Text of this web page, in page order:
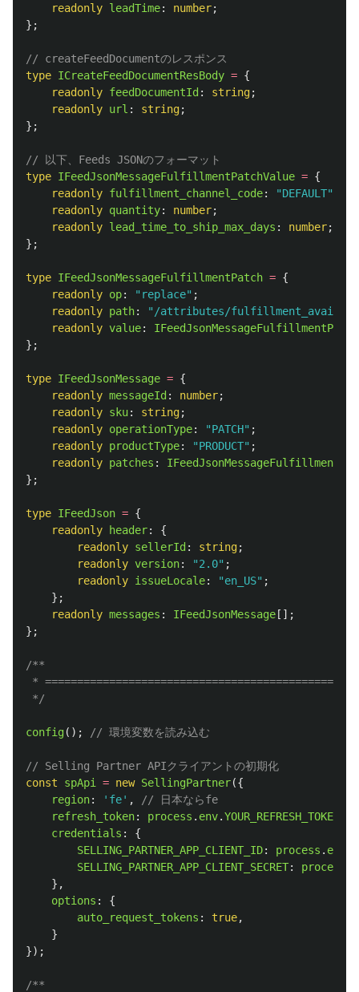
readonly leadTime: number;
};
// createFeedDocumentのレスポンス
type ICreateFeedDocumentResBody = {
readonly feedDocumentId : string;
readonly url : string;
};
// 以下、Feeds JSONのフォーマット
type IFeedJsonMessageFulfillmentPatchValue = {
readonly fulfillment_channel_code: "DEFAULT"
readonly quantity: number;
readonly lead_time_to_ship_max_days : number;
};
type IFeedJsonMessageFulfillmentPatch = {
readonly op: " replace" ;
readonly path: " /attributes/
readonly value:
};
type IFeedJsonMessage = {
readonly messageId : number;
readonly sku: string;
readonly operationType: "PATCH" ;
readonly productType: "PRODUCT" ;
readonly patches :
};
type IFeedJson = {
readonly
header:
{
readonly sellerId : string;
readonly version: "2.0" ;
readonly issueLocale: "en_US" ;
};
readonly messages : IFeedJsonMessage [];
};
/**
*
*/
config(); // 環境変数を読み込む
// Selling Partner APIクライアントの初期化
const
spApi = new SellingPartner({
region: ' fe' ,
// 日本ならfe
refresh_token: process . env.YOUR_REFRESH_TOKEN
credentials :
{
SELLING_PARTNER_APP_CLIENT_ID: process . env
SELLING_PARTNER_APP_CLIENT_SECRET: process
},
options :
{
auto_request_tokens : true,
}
});
/**